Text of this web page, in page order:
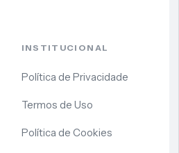
INSTITUCIONAL
Política de Privacidade
Termos de Uso
Política de Cookies